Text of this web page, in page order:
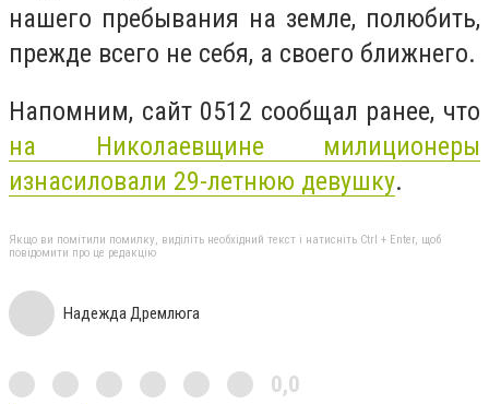
нашего пребывания на земле, полюбить,
прежде всего не себя, а своего ближнего.
Напомним, сайт 0512 сообщал ранее, что
на Николаевщине милиционеры
изнасиловали 29-летнюю девушку.
Якщо ви помітили помилку, виділіть необхідний текст і натисніть Ctrl + Enter, щоб
повідомити про це редакцію
Надежда Дремлюга
0,0